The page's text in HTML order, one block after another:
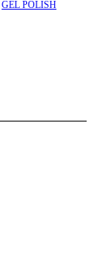
GEL POLISH